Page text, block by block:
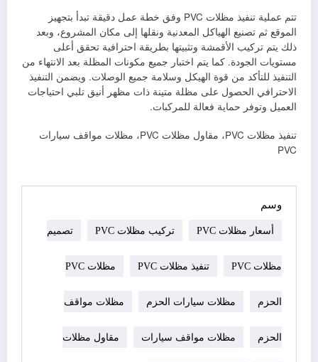
تتم عملية تنفيذ مظلات PVC وفق خطة عمل دقيقة تبدأ بتجهيز
الموقع ثم تصنيع الهياكل المعدنية ونقلها إلى مكان المشروع، وبعد
ذلك يتم تركيب الأقمشة وتثبيتها بطريقة احترافية تحقق أعلى
مستويات الجودة. كما يتم اختبار جميع مكونات المظلة بعد الانتهاء من
التنفيذ للتأكد من قوة الهيكل وسلامة جميع الوصلات. ويضمن التنفيذ
الاحترافي الحصول على مظلة متينة ذات مظهر أنيق تلبي احتياجات
العميل وتوفر حماية فعالة للمركبات.
تنفيذ مظلات PVC، مقاول مظلات PVC، مظلات مواقف سيارات
PVC
وسم
أسعار مظلات PVC تركيب مظلات PVC تصميم
مظلات PVC تنفيذ مظلات PVC مظلات PVC
الحزم مظلات سيارات الحزم مظلات مواقف
الحزم مظلات مواقف سيارات مقاول مظلات